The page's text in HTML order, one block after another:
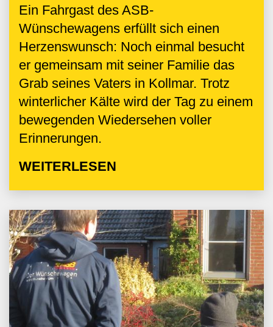
Ein Fahrgast des ASB-
Wünschewagens erfüllt sich einen
Herzenswunsch: Noch einmal besucht
er gemeinsam mit seiner Familie das
Grab seines Vaters in Kollmar. Trotz
winterlicher Kälte wird der Tag zu einem
bewegenden Wiedersehen voller
Erinnerungen.
WEITERLESEN